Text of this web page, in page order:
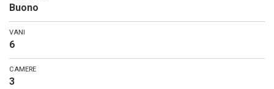
Buono
VANI
6
CAMERE
3